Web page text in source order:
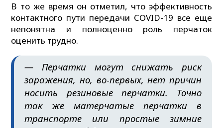
В то же время он отметил, что эффективность
контактного пути передачи COVID-19 все еще
непонятна и полноценно роль перчаток
оценить трудно.
— Перчатки могут снижать риск
заражения, но, во-первых, нет причин
носить резиновые перчатки. Точно
так же матерчатые перчатки в
транспорте или простые зимние